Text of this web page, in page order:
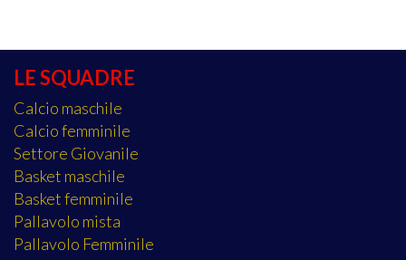
LE SQUADRE
Calcio maschile
Calcio femminile
Settore Giovanile
Basket maschile
Basket femminile
Pallavolo mista
Pallavolo Femminile